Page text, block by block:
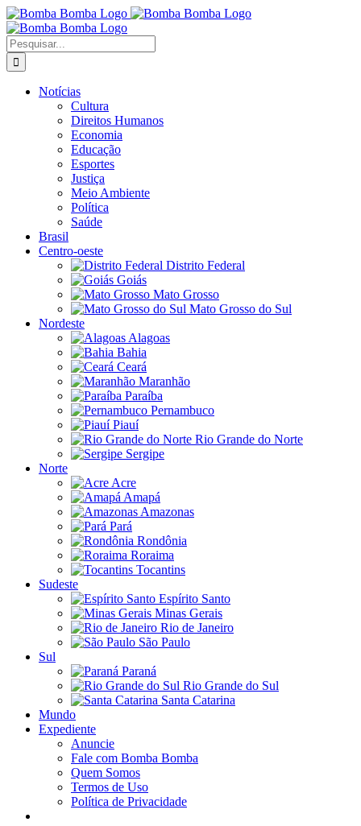
Ir
para
o
conteúdo
Buscar
resultados
para:
Notícias
Cultura
Direitos Humanos
Economia
Educação
Esportes
Justiça
Meio Ambiente
Política
Saúde
Brasil
Centro-oeste
Distrito Federal
Goiás
Mato Grosso
Mato Grosso do Sul
Nordeste
Alagoas
Bahia
Ceará
Maranhão
Paraíba
Pernambuco
Piauí
Rio Grande do Norte
Sergipe
Norte
Acre
Amapá
Amazonas
Pará
Rondônia
Roraima
Tocantins
Sudeste
Espírito Santo
Minas Gerais
Rio de Janeiro
São Paulo
Sul
Paraná
Rio Grande do Sul
Santa Catarina
Mundo
Expediente
Anuncie
Fale com Bomba Bomba
Quem Somos
Termos de Uso
Política de Privacidade